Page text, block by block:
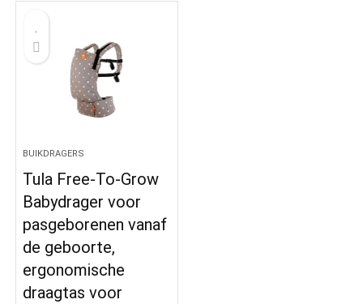
BUIKDRAGERS
Tula Free-To-Grow
Babydrager voor
pasgeborenen vanaf
de geboorte,
ergonomische
draagtas voor